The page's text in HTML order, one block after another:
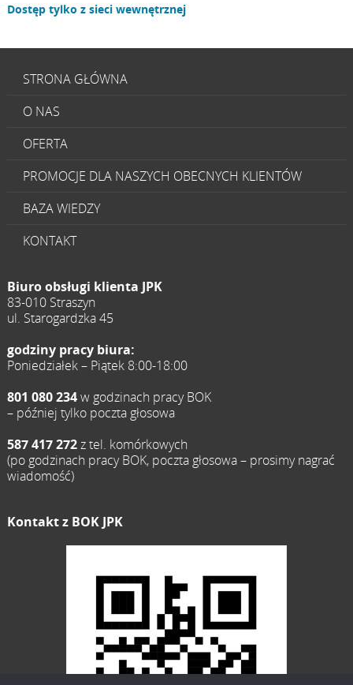
Dostęp tylko z sieci wewnętrznej
STRONA GŁÓWNA
O NAS
OFERTA
PROMOCJE DLA NASZYCH OBECNYCH KLIENTÓW
BAZA WIEDZY
KONTAKT
Biuro obsługi klienta JPK
83-010 Straszyn
ul. Starogardzka 45
godziny pracy biura:
Poniedziałek – Piątek 8:00-18:00
801 080 234w godzinach pracy BOK
– później tylko poczta głosowa
587 417 272z tel. komórkowych
(po godzinach pracy BOK, poczta głosowa – prosimy nagrać
wiadomość)
Kontakt z BOK JPK